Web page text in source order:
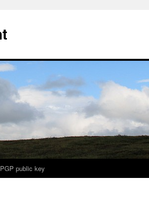
PGP public key